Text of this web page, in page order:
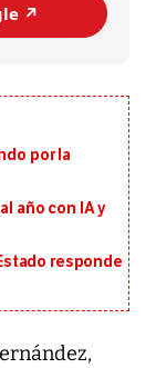
↗️
por la
año con IA y
responde